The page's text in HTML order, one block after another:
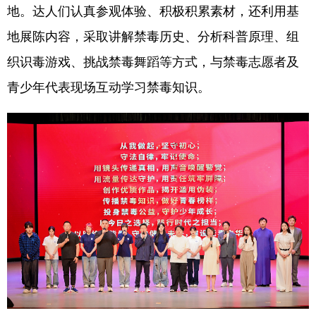
地。达人们认真参观体验、积极积累素材，还利用基
地展陈内容，采取讲解禁毒历史、分析科普原理、组
织识毒游戏、挑战禁毒舞蹈等方式，与禁毒志愿者及
青少年代表现场互动学习禁毒知识。